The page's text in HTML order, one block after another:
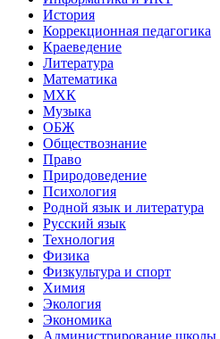
История
Коррекционная педагогика
Краеведение
Литература
Математика
МХК
Музыка
ОБЖ
Обществознание
Право
Природоведение
Психология
Родной язык и литература
Русский язык
Технология
Физика
Физкультура и спорт
Химия
Экология
Экономика
Администрирование школы